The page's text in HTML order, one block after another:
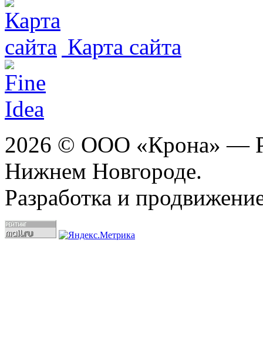
Карта сайта
2026 © ООО «Крона» —
Нижнем Новгороде.
Разработка и